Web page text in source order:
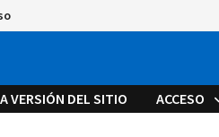
VERSIÓN DEL SITIO ACCESO